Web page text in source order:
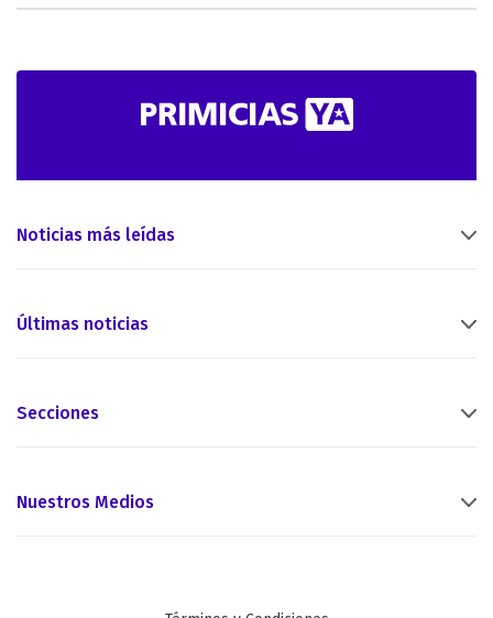
Noticias más leídas
Últimas noticias
Secciones
Nuestros Medios